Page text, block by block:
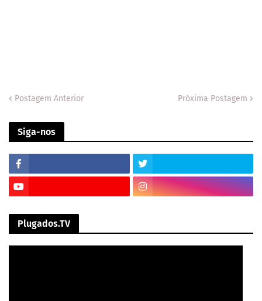
Postagem Anterior Próxima Postagem
Siga-nos
Plugados.TV